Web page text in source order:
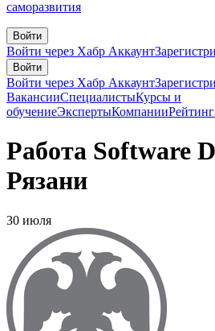
саморазвития
Войти
Войти через Хабр Аккаунт
Войти
Войти через Хабр Аккаунт
ВакансииСпециалистыКурсы и
обучениеЭкспертыКомпанииРейтинг
Работа Software
Рязани
30 июля